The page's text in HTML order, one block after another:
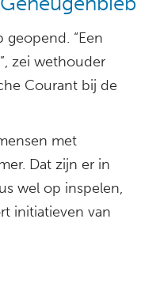
“Een
zei wethouder
Courant bij de
met
Dat zijn er in
wel op inspelen,
initiatieven van